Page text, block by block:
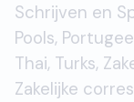
Schrijven en
Pools,
Thai, Turks,
Zakelijke